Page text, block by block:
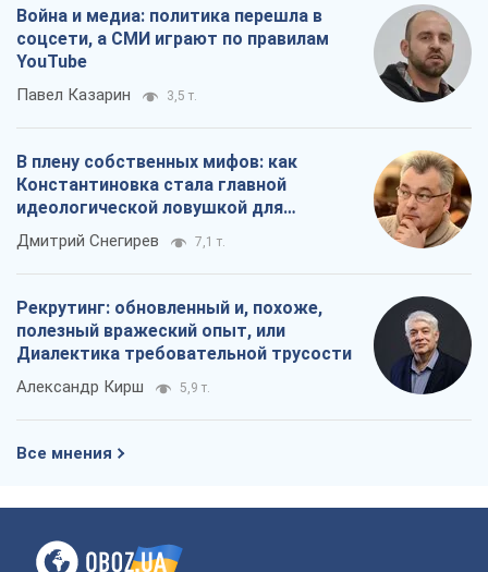
Война и медиа: политика перешла в
соцсети, а СМИ играют по правилам
YouTube
Павел Казарин 3,5 т.
В плену собственных мифов: как
Константиновка стала главной
идеологической ловушкой для
российских оккупантов
Дмитрий Снегирев 7,1 т.
Рекрутинг: обновленный и, похоже,
полезный вражеский опыт, или
Диалектика требовательной трусости
Александр Кирш 5,9 т.
Все мнения